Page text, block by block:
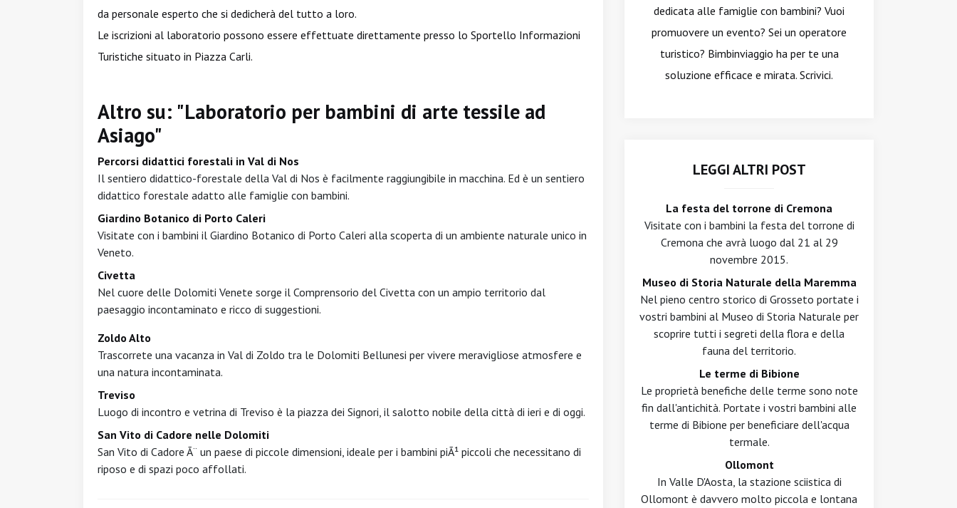
da personale esperto che si dedicherà del tutto a loro.
Le iscrizioni al laboratorio possono essere effettuate direttamente presso lo Sportello Informazioni
Turistiche situato in Piazza Carli.
Altro su: "Laboratorio per bambini di arte tessile ad
Asiago"
Percorsi didattici forestali in Val di Nos
Il sentiero didattico-forestale della Val di Nos è facilmente raggiungibile in macchina. Ed è un sentiero
didattico forestale adatto alle famiglie con bambini.
Giardino Botanico di Porto Caleri
Visitate con i bambini il Giardino Botanico di Porto Caleri alla scoperta di un ambiente naturale unico in
Veneto.
Civetta
Nel cuore delle Dolomiti Venete sorge il Comprensorio del Civetta con un ampio territorio dal
paesaggio incontaminato e ricco di suggestioni.
Zoldo Alto
Trascorrete una vacanza in Val di Zoldo tra le Dolomiti Bellunesi per vivere meravigliose atmosfere e
una natura incontaminata.
Treviso
Luogo di incontro e vetrina di Treviso è la piazza dei Signori, il salotto nobile della città di ieri e di oggi.
San Vito di Cadore nelle Dolomiti
San Vito di Cadore Ã¨ un paese di piccole dimensioni, ideale per i bambini piÃ¹ piccoli che necessitano di
riposo e di spazi poco affollati.
dedicata alle famiglie con bambini? Vuoi
promuovere un evento? Sei un operatore
turistico? Bimbinviaggio ha per te una
soluzione efficace e mirata. Scrivici.
LEGGI ALTRI POST
La festa del torrone di Cremona
Visitate con i bambini la festa del torrone di
Cremona che avrà luogo dal 21 al 29
novembre 2015.
Museo di Storia Naturale della Maremma
Nel pieno centro storico di Grosseto portate i
vostri bambini al Museo di Storia Naturale per
scoprire tutti i segreti della flora e della
fauna del territorio.
Le terme di Bibione
Le proprietà benefiche delle terme sono note
fin dall'antichità. Portate i vostri bambini alle
terme di Bibione per beneficiare dell'acqua
termale.
Ollomont
In Valle D'Aosta, la stazione sciistica di
Ollomont è davvero molto piccola e lontana